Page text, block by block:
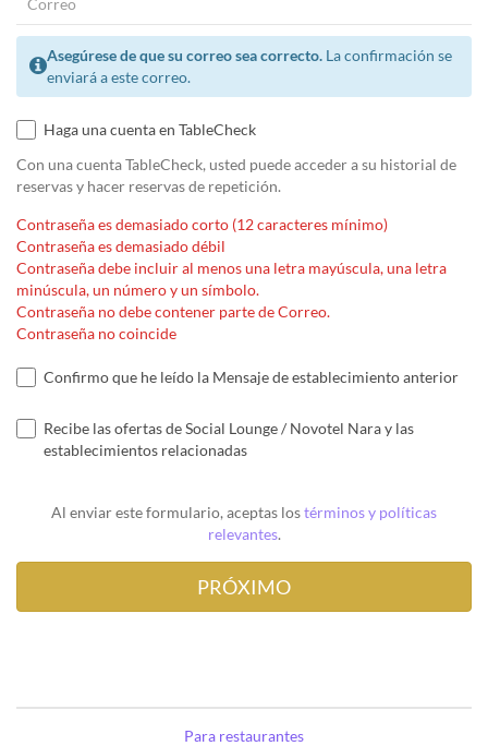
Asegúrese de que su correo sea correcto. La confirmación se
enviará a este correo.
Haga una cuenta en TableCheck
Con una cuenta TableCheck, usted puede acceder a su historial de
reservas y hacer reservas de repetición.
Contraseña es demasiado corto (12 caracteres mínimo)
Contraseña es demasiado débil
Contraseña debe incluir al menos una letra mayúscula, una letra
minúscula, un número y un símbolo.
Contraseña no debe contener parte de Correo.
Contraseña no coincide
Confirmo que he leído la Mensaje de establecimiento anterior
Recibe las ofertas de Social Lounge / Novotel Nara y las
establecimientos relacionadas
Al enviar este formulario, aceptas lostérminos y políticas
relevantes.
Para restaurantes